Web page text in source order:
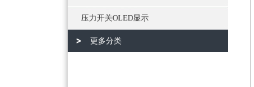
压力开关OLED显示
更多分类